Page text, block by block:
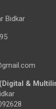
Bidkar
&